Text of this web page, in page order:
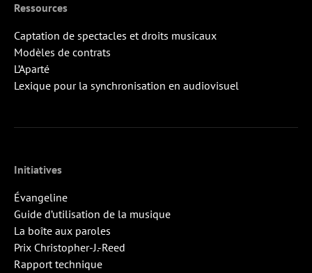
Ressources
Captation de spectacles et droits musicaux
Modèles de contrats
L’Aparté
Lexique pour la synchronisation en audiovisuel
Initiatives
Évangeline
Guide d’utilisation de la musique
La boîte aux paroles
Prix Christopher-J.-Reed
Rapport technique